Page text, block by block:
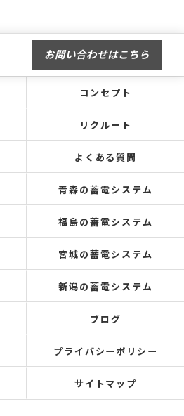
お問い合わせはこちら
コンセプト
リクルート
よくある質問
青森の蓄電システム
福島の蓄電システム
宮城の蓄電システム
新潟の蓄電システム
ブログ
プライバシーポリシー
サイトマップ